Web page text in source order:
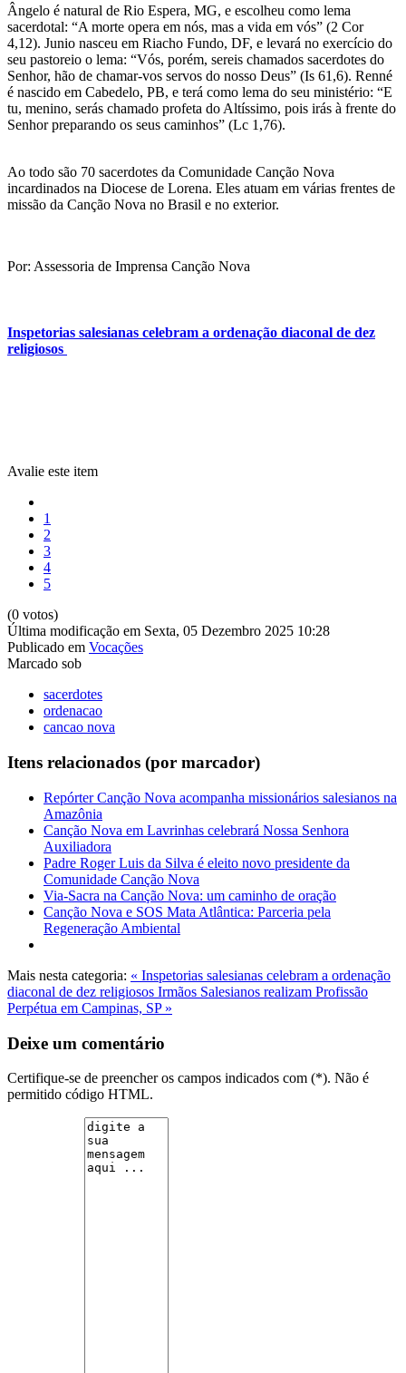
Ângelo é natural de Rio Espera, MG, e escolheu como lema
sacerdotal: “A morte opera em nós, mas a vida em vós” (2 Cor
4,12). Junio nasceu em Riacho Fundo, DF, e levará no exercício do
seu pastoreio o lema: “Vós, porém, sereis chamados sacerdotes do
Senhor, hão de chamar-vos servos do nosso Deus” (Is 61,6). Renné
é nascido em Cabedelo, PB, e terá como lema do seu ministério: “E
tu, menino, serás chamado profeta do Altíssimo, pois irás à frente do
Senhor preparando os seus caminhos” (Lc 1,76).
Ao todo são 70 sacerdotes da Comunidade Canção Nova
incardinados na Diocese de Lorena. Eles atuam em várias frentes de
missão da Canção Nova no Brasil e no exterior.
Por: Assessoria de Imprensa Canção Nova
Inspetorias salesianas celebram a ordenação diaconal de dez
religiosos
Avalie este item
1
2
3
4
5
(0 votos)
Última modificação em Sexta, 05 Dezembro 2025 10:28
Publicado em Vocações
Marcado sob
sacerdotes
ordenacao
cancao nova
Itens relacionados (por marcador)
Repórter Canção Nova acompanha missionários salesianos na
Amazônia
Canção Nova em Lavrinhas celebrará Nossa Senhora
Auxiliadora
Padre Roger Luis da Silva é eleito novo presidente da
Comunidade Canção Nova
Via-Sacra na Canção Nova: um caminho de oração
Canção Nova e SOS Mata Atlântica: Parceria pela
Regeneração Ambiental
Mais nesta categoria: « Inspetorias salesianas celebram a ordenação
diaconal de dez religiosos Irmãos Salesianos realizam Profissão
Perpétua em Campinas, SP »
Deixe um comentário
Certifique-se de preencher os campos indicados com (*). Não é
permitido código HTML.